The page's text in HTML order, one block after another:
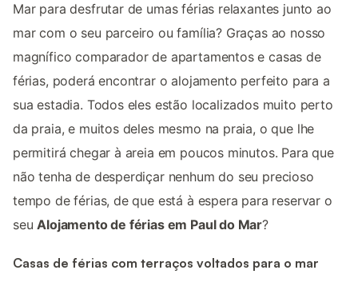
Mar para desfrutar de umas férias relaxantes junto ao
mar com o seu parceiro ou família? Graças ao nosso
magnífico comparador de apartamentos e casas de
férias, poderá encontrar o alojamento perfeito para a
sua estadia. Todos eles estão localizados muito perto
da praia, e muitos deles mesmo na praia, o que lhe
permitirá chegar à areia em poucos minutos. Para que
não tenha de desperdiçar nenhum do seu precioso
tempo de férias, de que está à espera para reservar o
seuAlojamento de férias em Paul do Mar?
Casas de férias com terraços voltados para o mar